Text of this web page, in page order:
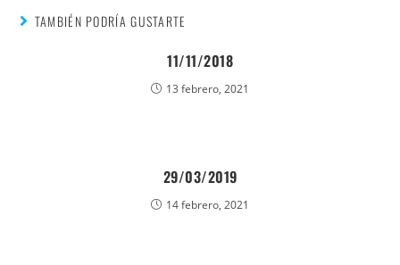
TAMBIÉN PODRÍA GUSTARTE
11/11/2018
13 febrero, 2021
29/03/2019
14 febrero, 2021